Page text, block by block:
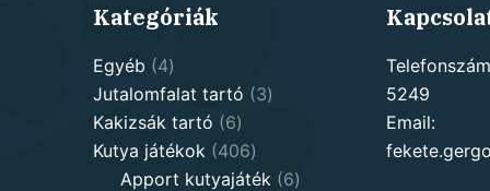
Kategóriák
Egyéb 44
products
Jutalomfalat tartó 33
Kakizsák tartó 66
products
Kutya játékok 406406
products
Apport kutyajáték 66
5249
Email: